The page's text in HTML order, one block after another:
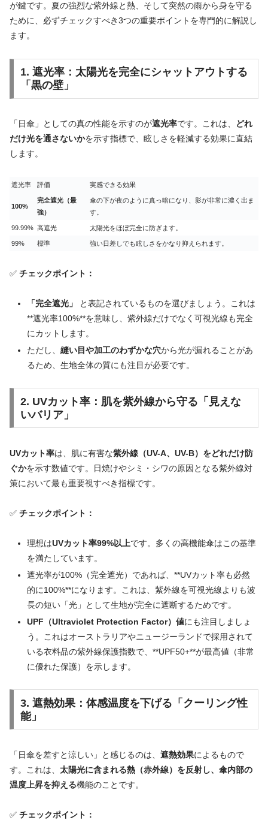
が鍵です。夏の強烈な紫外線と熱、そして突然の雨から身を守る
ために、必ずチェックすべき3つの重要ポイントを専門的に解説し
ます。
1. 遮光率：太陽光を完全にシャットアウトする
「黒の壁」
「日傘」としての真の性能を示すのが遮光率です。これは、
どれ
だけ光を通さないかを示す指標で、眩しさを軽減する効果に直結
します。
遮光率 評価 実感できる効果
100%
完全遮光（最
強）
傘の下が夜のように真っ暗になり、影が非常に濃く出ま
す。
99.99% 高遮光 太陽光をほぼ完全に防ぎます。
99% 標準 強い日差しでも眩しさをかなり抑えられます。
✅ チェックポイント：
「完全遮光」
と表記されているものを選びましょう。これは
**遮光率100%**を意味し、紫外線だけでなく可視光線も完全
にカットします。
ただし、 縫い目や加工のわずかな穴から光が漏れることがあ
るため、生地全体の質にも注目が必要です。
2. UVカット率：肌を紫外線から守る「見えな
いバリア」
UVカット率は、肌に有害な紫外線（UV-A、UV-B）をどれだけ防
ぐかを示す数値です。日焼けやシミ・シワの原因となる紫外線対
策において最も重要視すべき指標です。
✅ チェックポイント：
理想はUVカット率99%以上です。多くの高機能傘はこの基準
を満たしています。
遮光率が100%（完全遮光）であれば、**UVカット率も必然
的に100%**になります。これは、紫外線を可視光線よりも波
長の短い「光」として生地が完全に遮断するためです。
UPF（Ultraviolet Protection Factor）値にも注目しましょ
う。これはオーストラリアやニュージーランドで採用されて
いる衣料品の紫外線保護指数で、**UPF50+**が最高値（非常
に優れた保護）を示します。
3. 遮熱効果：体感温度を下げる「クーリング性
能」
「日傘を差すと涼しい」と感じるのは、 遮熱効果によるもので
す。これは、 太陽光に含まれる熱（赤外線）を反射し、傘内部の
温度上昇を抑える機能のことです。
✅ チェックポイント：